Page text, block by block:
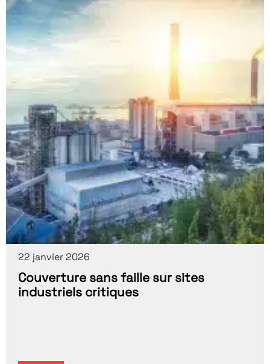
22 janvier 2026
Couverture sans faille sur sites
industriels critiques